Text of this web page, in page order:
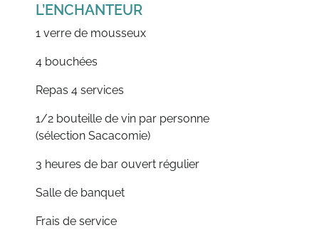
L’ENCHANTEUR
1 verre de mousseux
4 bouchées
Repas 4 services
1/2 bouteille de vin par personne
(sélection Sacacomie)
3 heures de bar ouvert régulier
Salle de banquet
Frais de service